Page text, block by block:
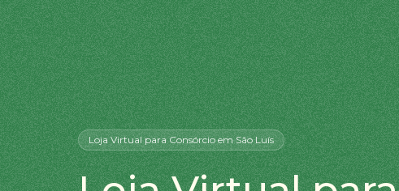
Loja Virtualpara Consórcioem São Luís